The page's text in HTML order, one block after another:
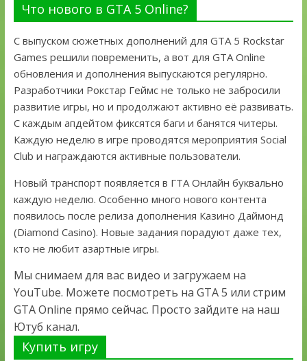
Что нового в GTA 5 Online?
С выпуском сюжетных дополнений для GTA 5 Rockstar
Games решили повременить, а вот для GTA Online
обновления и дополнения выпускаются регулярно.
Разработчики Рокстар Геймс не только не забросили
развитие игры, но и продолжают активно её развивать.
С каждым апдейтом фиксятся баги и банятся читеры.
Каждую неделю в игре проводятся мероприятия Social
Club и награждаются активные пользователи.
Новый транспорт появляется в ГТА Онлайн буквально
каждую неделю. Особенно много нового контента
появилось после релиза дополнения Казино Даймонд
(Diamond Casino). Новые задания порадуют даже тех,
кто не любит азартные игры.
Мы снимаем для вас видео и загружаем на
YouTube. Можете посмотреть на GTA 5 или стрим
GTA Online прямо сейчас. Просто зайдите на наш
Ютуб канал.
Купить игру